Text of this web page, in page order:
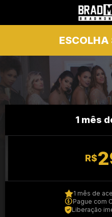
ESCOLHA
1 mês
R$
1 mês de
Pague com
Liberação